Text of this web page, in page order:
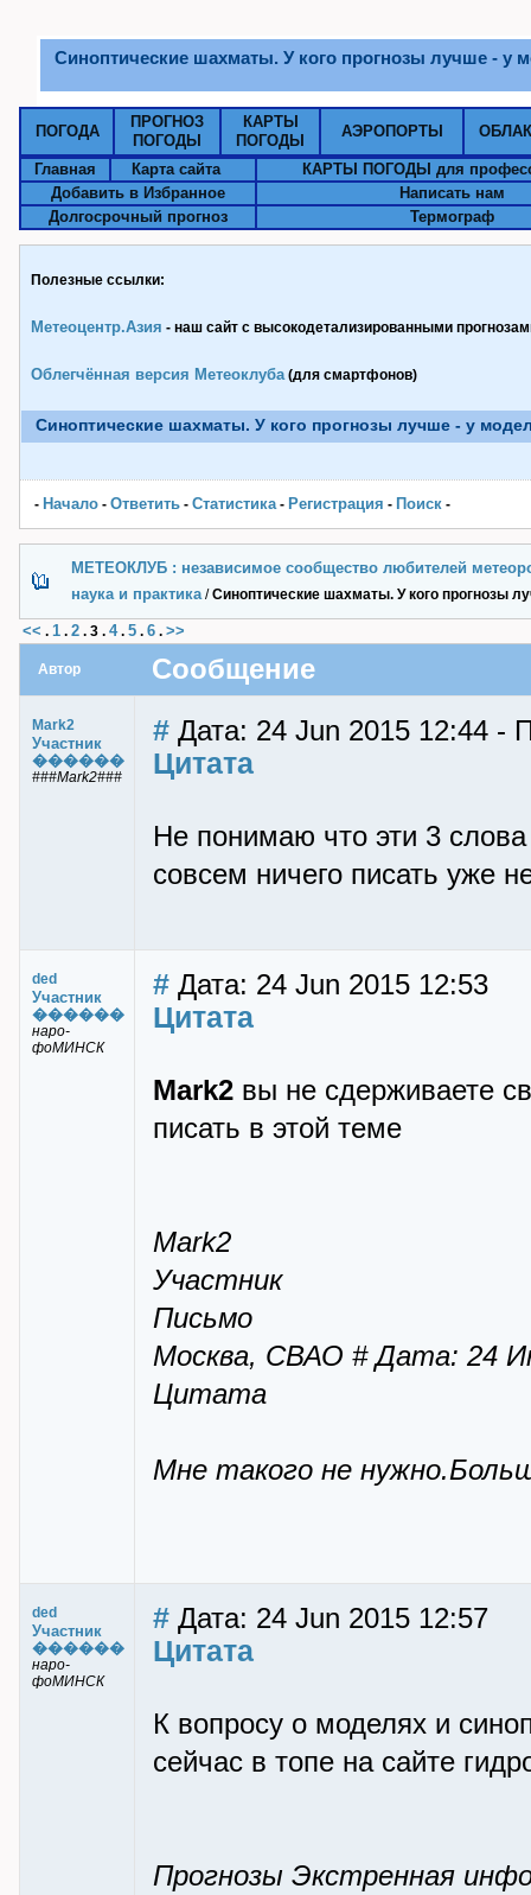
Синоптические шахматы. У кого прогнозы лучше - у
ПОГОДА
ПРОГНОЗ
ПОГОДЫ
КАРТЫ
ПОГОДЫ
АЭРОПОРТЫ
Главная Карта сайта
КАРТЫ ПОГОДЫ для
Добавить в Избранное
Написать нам
Долгосрочный прогноз
Термограф
Полезные ссылки:
Метеоцентр.Азия - наш сайт с высокодетализированными
Облегчённая версия Метеоклуба(для смартфонов)
Синоптические шахматы. У кого прогнозы лучше - у
- Начало - Ответить - Статистика- Pегистрация - Поиск -
МЕТЕОКЛУБ : независимое сообщество любителей
наука и практика/Синоптические шахматы. У кого прогнозы
<< . 1 . 2 . 3 . 4. 5 . 6 . >>
Автор Сообщение
Mark2
Участник
������
###Mark2###
# Дата: 24 Jun 2015 12:44 -
Цитата
Не понимаю что эти 3
совсем ничего писать уже
ded
Участник
������
наро-
фоМИНСК
# Дата: 24 Jun 2015 12:53
Цитата
Mark2 вы не сдерживаете
писать в этой теме
Mark2
Участник
Письмо
Москва, СВАО # Дата: 24
Цитата
Мне такого не
ded
Участник
������
наро-
фоМИНСК
# Дата: 24 Jun 2015 12:57
Цитата
К вопросу о моделях и
сейчас в топе на сайте
Прогнозы Экстренная